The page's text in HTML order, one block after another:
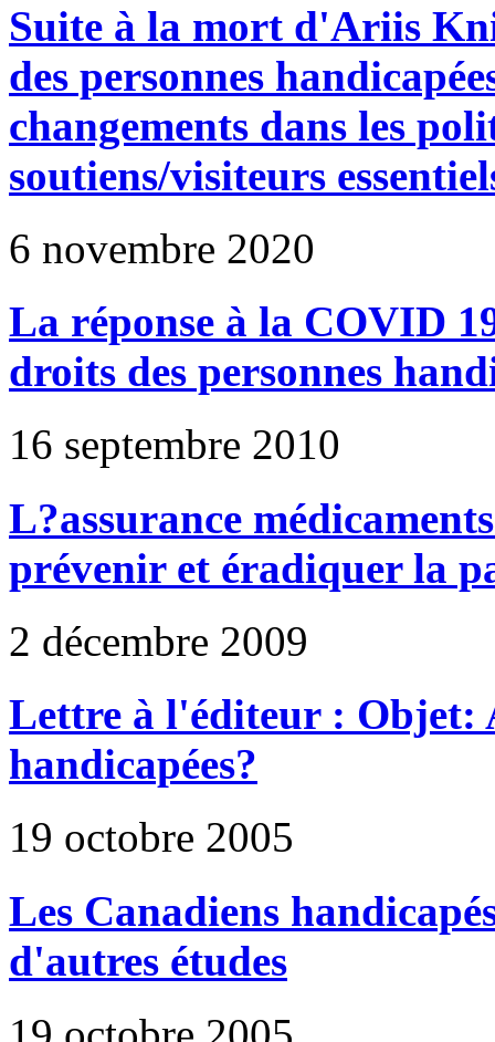
Suite à la mort d'Ariis
des personnes
changements dans les
soutiens/visiteurs
6 novembre 2020
La réponse à la COVID
droits des personnes
16 septembre 2010
L?assurance
prévenir et éradiquer la
2 décembre 2009
Lettre à l'éditeur : Objet:
handicapées?
19 octobre 2005
Les Canadiens
d'autres études